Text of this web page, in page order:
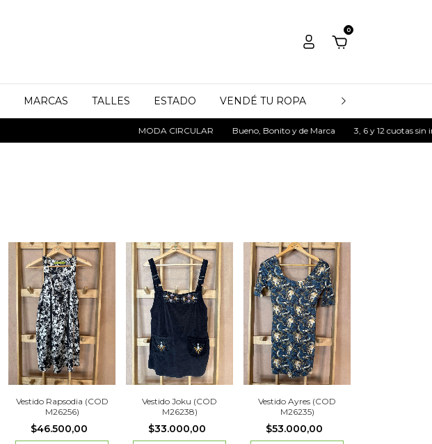
0
MARCAS TALLES ESTADO VENDÉ TU ROPA QUIÉNES SOMOS
Bueno, Bonito y de Marca 3, 6 y 12 cuotas sin interés MODA
Vestido Rapsodia (COD
M26256)
$46.500,00
Vestido Joku (COD
M26238)
$33.000,00
Vestido Ayres (COD
M26235)
$53.000,00